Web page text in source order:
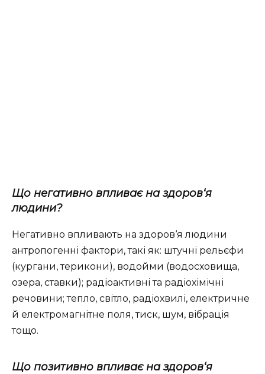
Що негативно впливає на здоров‘я
людини?
Негативно впливають на здоров‘я людини
антропогенні фактори, такі як: штучні рельєфи
(кургани, терикони), водойми (водосховища,
озера, ставки); радіоактивні та радіохімічні
речовини; тепло, світло, радіохвилі, електричне
й електромагнітне поля, тиск, шум, вібрація
тощо.
Що позитивно впливає на здоров‘я